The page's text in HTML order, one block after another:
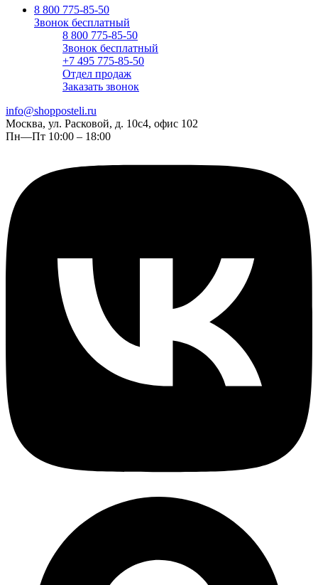
8 800 775-85-50
Звонок бесплатный
8 800 775-85-50
Звонок бесплатный
+7 495 775-85-50
Отдел продаж
Заказать звонок
info@shopposteli.ru
Москва, ул. Расковой, д. 10с4, офис 102
Пн—Пт 10:00 – 18:00